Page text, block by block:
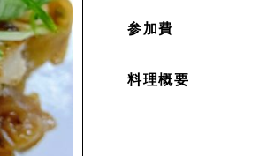
参加費
料理概要